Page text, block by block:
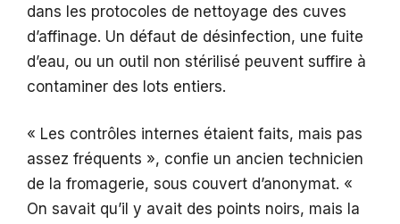
dans les protocoles de nettoyage des cuves
d’affinage. Un défaut de désinfection, une fuite
d’eau, ou un outil non stérilisé peuvent suffire à
contaminer des lots entiers.
« Les contrôles internes étaient faits, mais pas
assez fréquents », confie un ancien technicien
de la fromagerie, sous couvert d’anonymat. «
On savait qu’il y avait des points noirs, mais la